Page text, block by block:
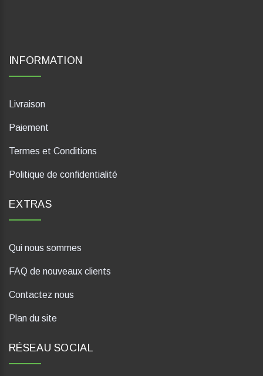
INFORMATION
Livraison
Paiement
Termes et Conditions
Politique de confidentialité
EXTRAS
Qui nous sommes
FAQ de nouveaux clients
Contactez nous
Plan du site
RÉSEAU SOCIAL